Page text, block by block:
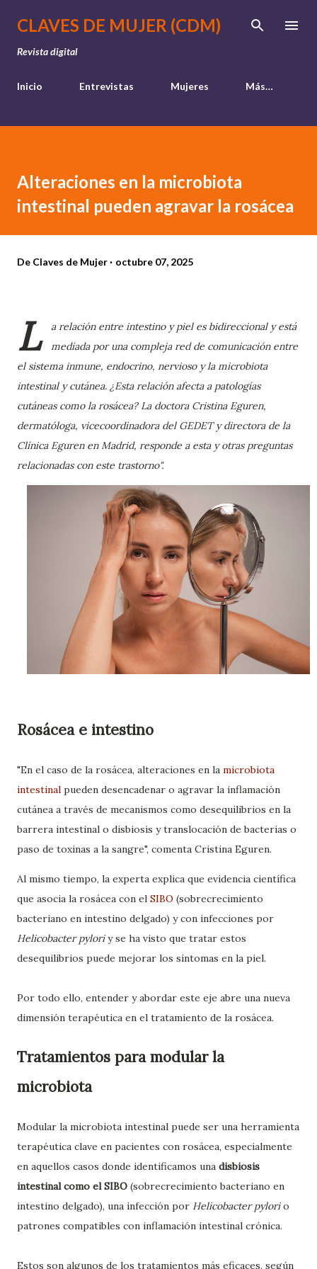
Ir al contenido principal
CLAVES DE MUJER (CDM)
Revista digital
Inicio Entrevistas Mujeres Más…
Alteraciones en la microbiota
intestinal pueden agravar la rosácea
De Claves de Mujer octubre 07, 2025
L
a relación entre intestino y piel es bidireccional y está
mediada por una compleja red de comunicación entre
el sistema inmune, endocrino, nervioso y la microbiota
intestinal y cutánea. ¿Esta relación afecta a patologías
cutáneas como la rosácea? La doctora Cristina Eguren,
dermatóloga, vicecoordinadora del GEDET y directora de la
Clínica Eguren en Madrid, responde a esta y otras preguntas
relacionadas con este trastorno".
Rosácea e intestino
"En el caso de la rosácea, alteraciones en la microbiota
intestinal pueden desencadenar o agravar la inflamación
cutánea a través de mecanismos como desequilibrios en la
barrera intestinal o disbiosis y translocación de bacterias o
paso de toxinas a la sangre", comenta Cristina Eguren.
Al mismo tiempo, la experta explica que evidencia científica
que asocia la rosácea con el SIBO (sobrecrecimiento
bacteriano en intestino delgado) y con infecciones por
Helicobacter pyloriy se ha visto que tratar estos
desequilibrios puede mejorar los síntomas en la piel.
Por todo ello, entender y abordar este eje abre una nueva
dimensión terapéutica en el tratamiento de la rosácea.
Tratamientos para modular la
microbiota
Modular la microbiota intestinal puede ser una herramienta
terapéutica clave en pacientes con rosácea, especialmente
en aquellos casos donde identificamos una disbiosis
intestinal como el SIBO (sobrecrecimiento bacteriano en
intestino delgado), una infección por Helicobacter pylorio
patrones compatibles con inflamación intestinal crónica.
Estos son algunos de los tratamientos más eficaces, según